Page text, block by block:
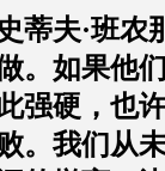
蒂夫·班农
。如果他
强硬，也
。我们从